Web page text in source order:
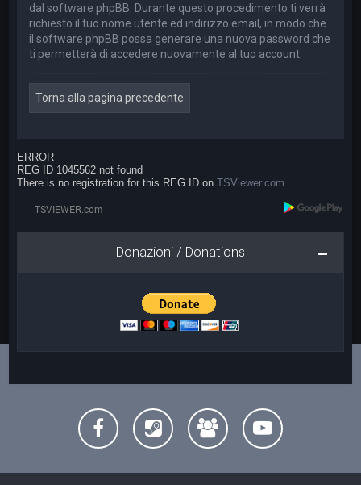
dal software phpBB. Durante questo procedimento ti verrà
richiesto il tuo nome utente ed indirizzo email, in modo che
il software phpBB possa generare una nuova password che
ti permetterà di accedere nuovamente al tuo account.
Torna alla pagina precedente
ERROR
REG ID 1045562 not found
There is no registration for this REG ID onTSViewer.com
Donazioni / Donations